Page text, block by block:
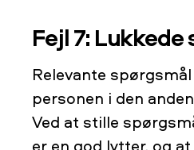
Fejl 7:
Relevante
personen i den
Ved at stille
er en god lytter, og